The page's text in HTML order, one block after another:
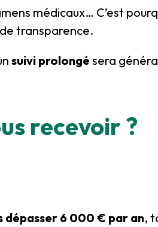
médicaux… C’est
transparence.
suivi prolongé sera
recevoir ?
dépasser 6 000 € par an,